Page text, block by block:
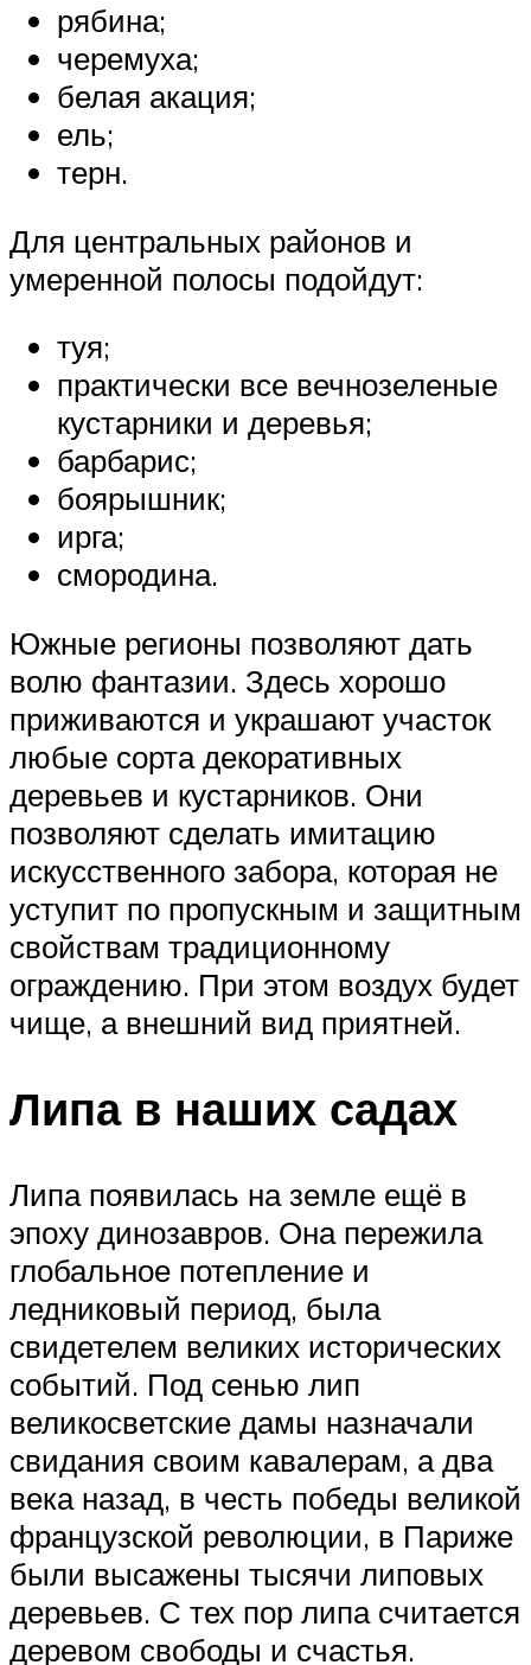
рябина;
черемуха;
белая акация;
ель;
терн.
Для центральных районов и
умеренной полосы подойдут:
туя;
практически все вечнозеленые
кустарники и деревья;
барбарис;
боярышник;
ирга;
смородина.
Южные регионы позволяют дать
волю фантазии. Здесь хорошо
приживаются и украшают участок
любые сорта декоративных
деревьев и кустарников. Они
позволяют сделать имитацию
искусственного забора, которая не
уступит по пропускным и защитным
свойствам традиционному
ограждению. При этом воздух будет
чище, а внешний вид приятней.
Липа в наших садах
Липа появилась на земле ещё в
эпоху динозавров. Она пережила
глобальное потепление и
ледниковый период, была
свидетелем великих исторических
событий. Под сенью лип
великосветские дамы назначали
свидания своим кавалерам, а два
века назад, в честь победы великой
французской революции, в Париже
были высажены тысячи липовых
деревьев. С тех пор липа считается
деревом свободы и счастья.